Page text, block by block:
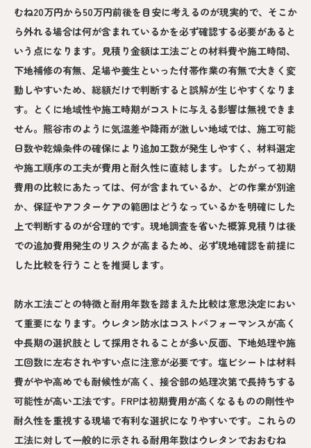
むね20万円から50万円前後を目安に考えるのが現実的で、そこか
ら外れる場合は何が含まれているかを必ず確認する必要があると
いう点になります。見積り金額は工法ごとの材料費や施工時間、
下地補修の有無、足場や養生といった付帯作業の有無で大きく変
動しやすいため、総額だけで判断すると誤解が生じやすくなりま
す。とくに地域性や施工時期がコストに与える影響は無視できま
せん。熊谷市のように気温差や降雨が激しい地域では、施工可能
日数や乾燥条件の確保により追加工数が発生しやすく、材料選定
や施工順序の工夫が費用と耐久性に直結します。したがって初期
費用の比較にあたっては、何が含まれているか、どの作業が別途
か、保証やアフターケアの範囲はどうなっているかを明確にした
上で判断するのが合理的です。現地調査を省いた概算見積りは後
での追加費用発生のリスクが高まるため、必ず現地確認を前提に
した比較を行うことを推奨します。
防水工法ごとの特徴と耐用年数を踏まえた比較は意思決定におい
て重要になります。ウレタン防水はコストパフォーマンスが高く
中長期の選択肢として採用されることが多い反面、下地処理や施
工回数に左右されやすい点に注意が必要です。塩ビシートは材料
費がやや高めでも耐候性が高く、接合部の処理次第で長持ちする
可能性が高い工法です。FRPは初期費用が高くなるものの剛性や
耐久性を重視する現場で有利な選択になりやすいです。これらの
工法に対して一般的に示される耐用年数はウレタンでおおむね